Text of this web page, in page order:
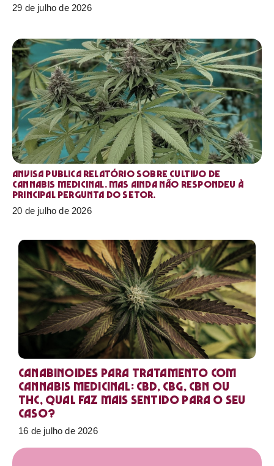
29 de julho de 2026
Anvisa publica relatório sobre cultivo de
Cannabis medicinal. Mas ainda não respondeu à
principal pergunta do setor.
20 de julho de 2026
Canabinoides para tratamento com
cannabis medicinal: CBD, CBG, CBN ou
THC, qual faz mais sentido para o seu
caso?
16 de julho de 2026